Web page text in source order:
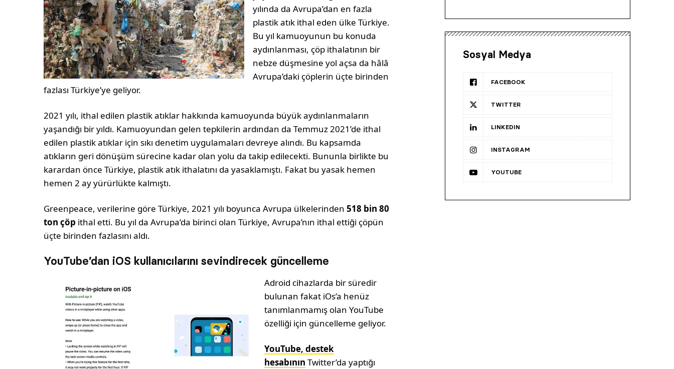
yılında da Avrupa’dan en fazla
plastik atık ithal eden ülke Türkiye.
Bu yıl kamuoyunun bu konuda
aydınlanması, çöp ithalatının bir
nebze düşmesine yol açsa da hâlâ
Avrupa’daki çöplerin üçte birinden
fazlası Türkiye’ye geliyor.
2021 yılı, ithal edilen plastik atıklar hakkında kamuoyunda büyük aydınlanmaların
yaşandığı bir yıldı. Kamuoyundan gelen tepkilerin ardından da Temmuz 2021’de ithal
edilen plastik atıklar için sıkı denetim uygulamaları devreye alındı. Bu kapsamda
atıkların geri dönüşüm sürecine kadar olan yolu da takip edilecekti. Bununla birlikte bu
karardan önce Türkiye, plastik atık ithalatını da yasaklamıştı. Fakat bu yasak hemen
hemen 2 ay yürürlükte kalmıştı.
Greenpeace, verilerine göre Türkiye, 2021 yılı boyunca Avrupa ülkelerinden 518 bin 80
ton çöp ithal etti. Bu yıl da Avrupa’da birinci olan Türkiye, Avrupa’nın ithal ettiği çöpün
üçte birinden fazlasını aldı.
YouTube’dan iOS kullanıcılarını sevindirecek güncelleme
Adroid cihazlarda bir süredir
bulunan fakat iOs’a henüz
tanımlanmamış olan YouTube
özelliği için güncelleme geliyor.
YouTube, destek
hesabının Twitter’da yaptığı
Sosyal Medya
FACEBOOK
TWITTER
LINKEDIN
INSTAGRAM
YOUTUBE